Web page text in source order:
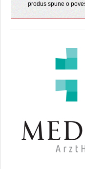
produs spune o